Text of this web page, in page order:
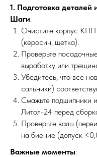
1. Подготовка деталей
Шаги:
Очистите корпус КПП
(керосин, щетка).
Проверьте
выработку или
Убедитесь, что все
сальники)
Смажьте подшипники
Литол-24 перед
Проверьте валы
на биение (допуск
Важные моменты: